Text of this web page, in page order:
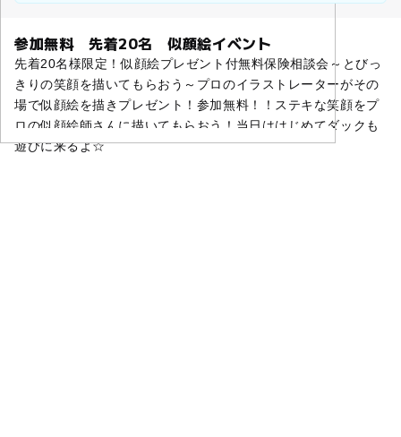
参加無料 先着20名 似顔絵イベント
先着20名様限定！似顔絵プレゼント付無料保険相談会～とびっ
きりの笑顔を描いてもらおう～プロのイラストレーターがその
場で似顔絵を描きプレゼント！参加無料！！ステキな笑顔をプ
ロの似顔絵師さんに描いてもらおう！当日ははじめてダックも
遊びに来るよ☆